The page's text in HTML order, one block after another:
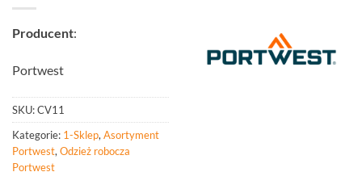
Producent:
Portwest
SKU:CV11
Kategorie: 1-Sklep, Asortyment
Portwest, Odzież robocza
Portwest